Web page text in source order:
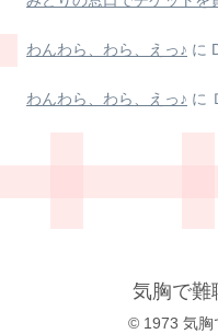
わんわら、わら、えっ♪ に
わんわら、わら、えっ♪ に
気胸で難
© 1973 気胸